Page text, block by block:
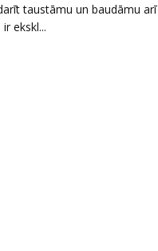
taustāmu un baudāmu arī
ekskl...